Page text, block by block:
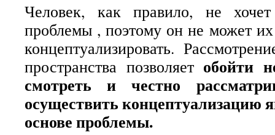
Человек, как правило, не
проблемы , поэтому он не может их
концептуализировать.
пространства позволяет обойти
смотреть и честно
осуществить концептуализацию
основе проблемы.